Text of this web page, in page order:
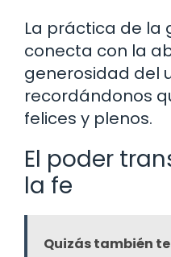
La práctica de la
conecta con la
generosidad del
recordándonos
felices y plenos.
El poder
la fe
Quizás también